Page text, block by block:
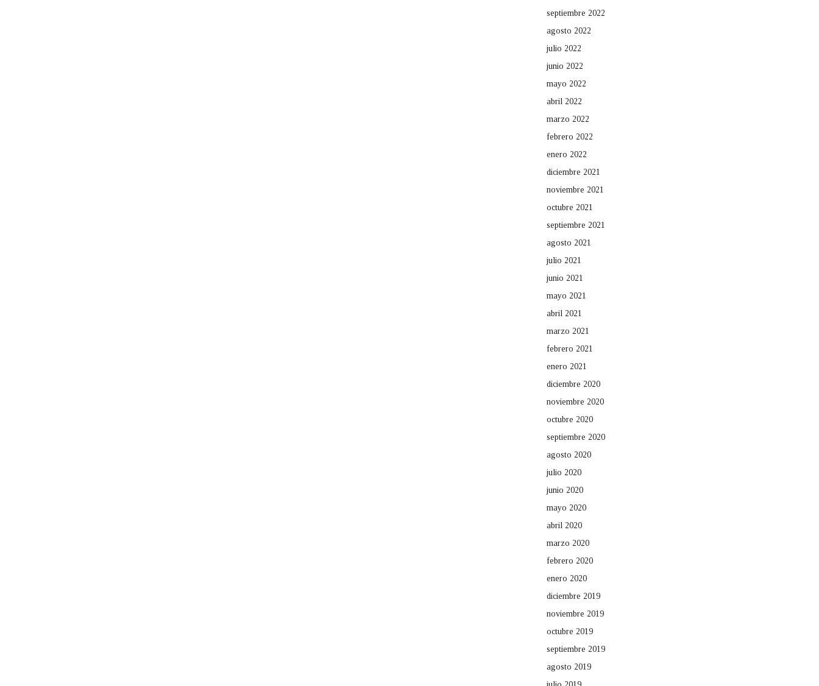
septiembre 2022
agosto 2022
julio 2022
junio 2022
mayo 2022
abril 2022
marzo 2022
febrero 2022
enero 2022
diciembre 2021
noviembre 2021
octubre 2021
septiembre 2021
agosto 2021
julio 2021
junio 2021
mayo 2021
abril 2021
marzo 2021
febrero 2021
enero 2021
diciembre 2020
noviembre 2020
octubre 2020
septiembre 2020
agosto 2020
julio 2020
junio 2020
mayo 2020
abril 2020
marzo 2020
febrero 2020
enero 2020
diciembre 2019
noviembre 2019
octubre 2019
septiembre 2019
agosto 2019